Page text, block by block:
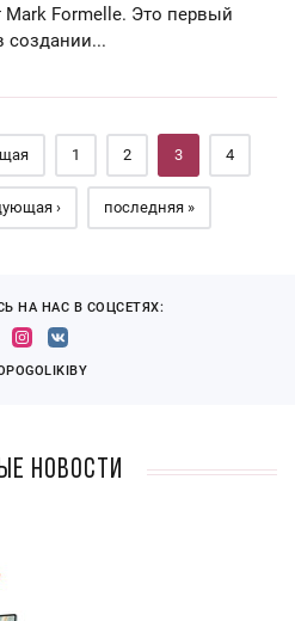
Formelle. Это первый
создании...
1 2 3 4
› последняя »
НА НАС В СОЦСЕТЯХ:
новости